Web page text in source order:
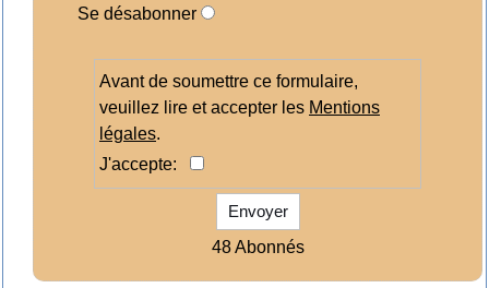
Se désabonner
Avant de soumettre ce formulaire,
veuillez lire et accepter les Mentions
légales.
J'accepte:
Envoyer
48 Abonnés